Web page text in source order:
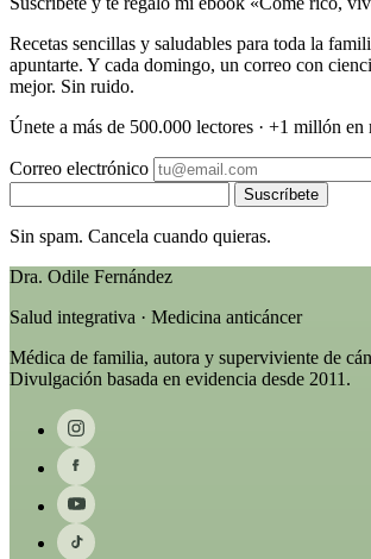
Recetas sencillas y saludables para toda la
apuntarte. Y cada domingo, un correo con
mejor. Sin ruido.
Únete a más de 500.000 lectores · +1 millón en
Correo electrónico
Suscríbete
Sin spam. Cancela cuando quieras.
Dra. Odile Fernández
Salud integrativa · Medicina anticáncer
Médica de familia, autora y superviviente de
Divulgación basada en evidencia desde 2011.